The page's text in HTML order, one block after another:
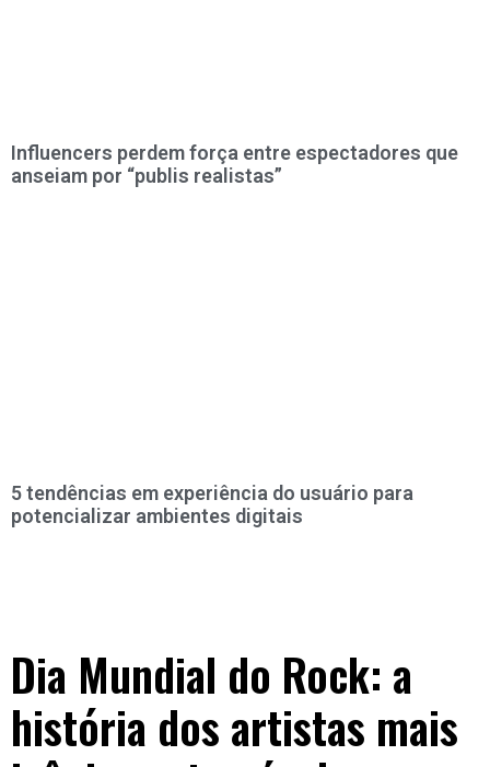
Influencers perdem força entre espectadores que
anseiam por “publis realistas”
5 tendências em experiência do usuário para
potencializar ambientes digitais
Dia Mundial do Rock: a
história dos artistas mais